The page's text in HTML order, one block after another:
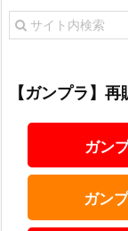
【ガンプラ】
ガン
ガン